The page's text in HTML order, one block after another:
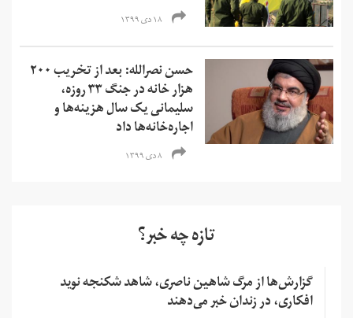
۱۸ دی ۱۳۹۹
حسن نصرالله: بعد از تخریب ۲۰۰
هزار خانه در جنگ ۳۳ روزه،
سلیمانی یک سال هزینه‌ها و
اجاره‌خانه‌ها داد
۸ دی ۱۳۹۹
تازه چه خبر؟
گزارش‌ها از مرگ شاهین ناصری، شاهد شکنجه نوید
افکاری، در زندان خبر می‌دهند